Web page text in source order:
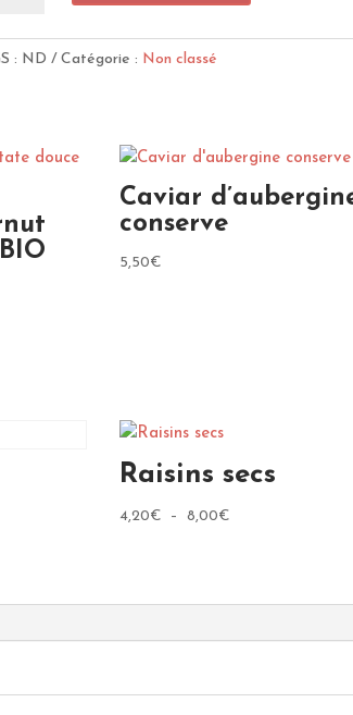
: ND Catégorie : Non classé
Caviar
conserve
5,50€
Raisins secs
4,20€ – 8,00€
8,00€